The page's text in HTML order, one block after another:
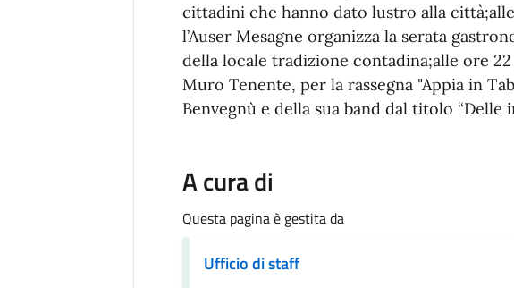
cittadini che hanno dato lustro alla
l’Auser Mesagne organizza la serata
della locale tradizione contadina;alle ore
Muro Tenente, per la rassegna "Appia in
Benvegnù e della sua band dal titolo “Delle
A cura di
Questa pagina è gestita da
Ufficio di staff